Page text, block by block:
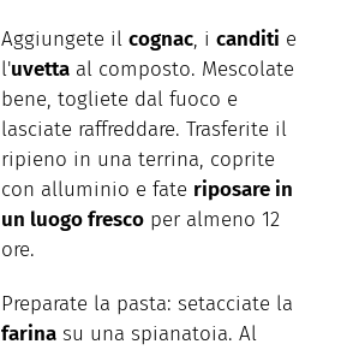
Aggiungete il cognac, i canditi e
l'uvetta al composto. Mescolate
bene, togliete dal fuoco e
lasciate raffreddare. Trasferite il
ripieno in una terrina, coprite
con alluminio e fate riposare in
un luogo fresco per almeno 12
ore.
Preparate la pasta: setacciate la
farina su una spianatoia. Al